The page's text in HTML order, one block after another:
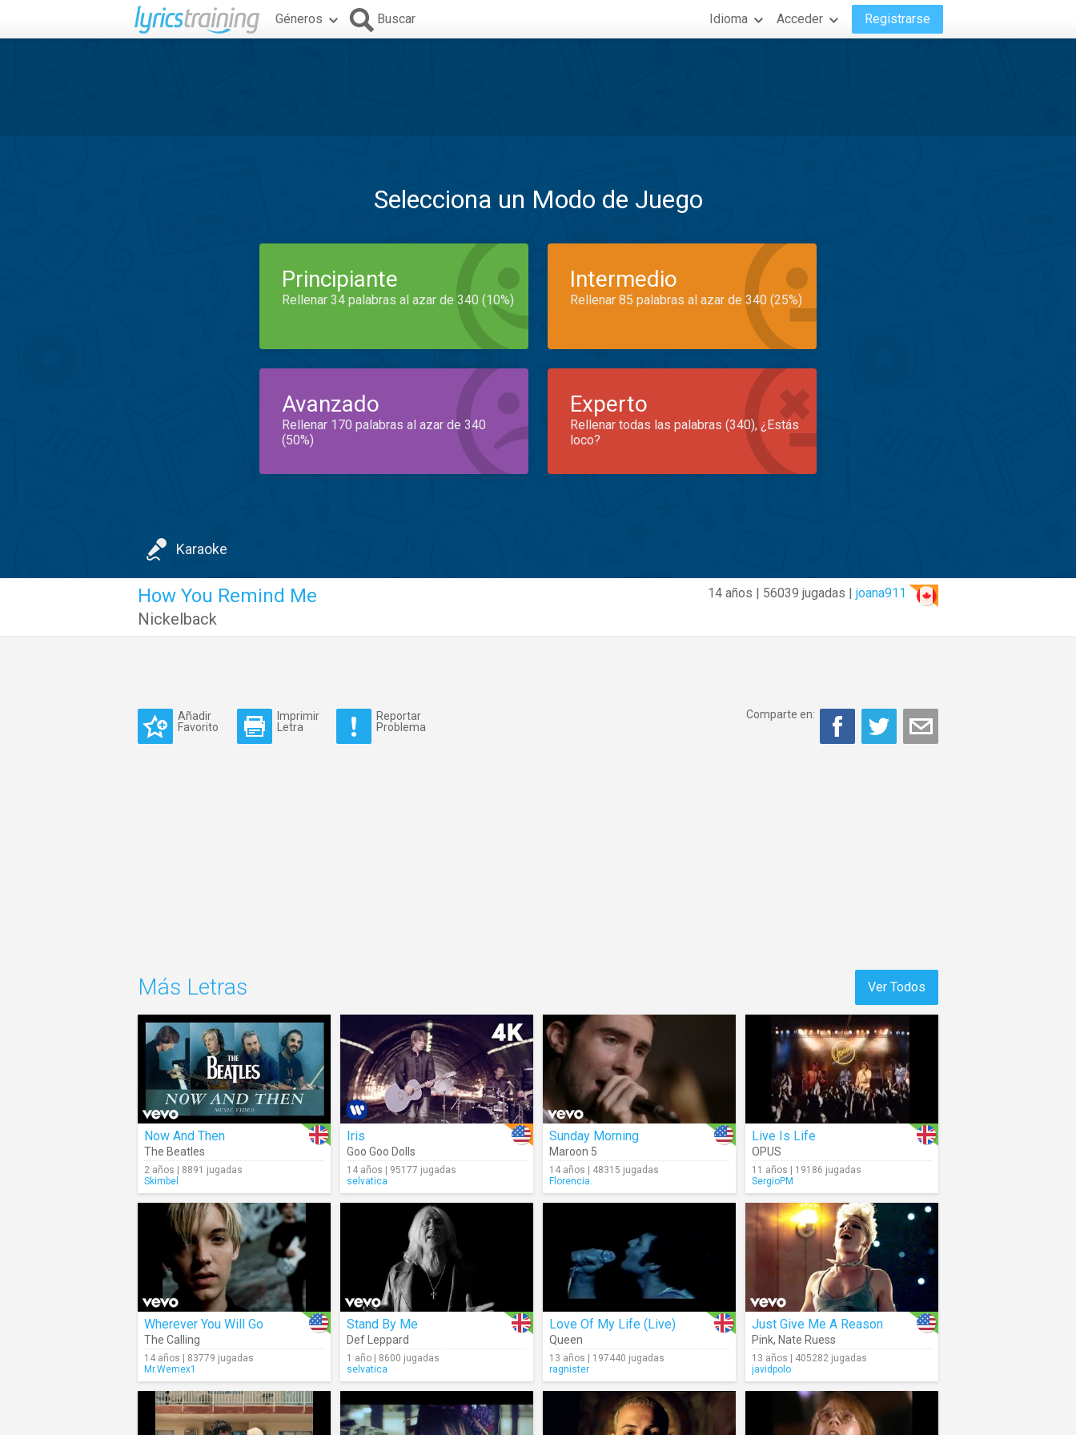
Géneros Buscar Idioma Acceder Registrarse
Selecciona un Modo de Juego
Principiante
Rellenar 34 palabras al azar de 340 (10%)
Intermedio
Rellenar 85 palabras al azar de 340 (25%)
Avanzado
Rellenar 170 palabras al azar de 340
(50%)
Experto
Rellenar todas las palabras (340), ¿Estás
loco?
Karaoke
14 años | 56039 jugadas | joana911
How You Remind Me
Nickelback
Añadir
Favorito
Imprimir
Letra
Reportar
Problema
Comparte en:
Ver Todos
Más Letras
Now And Then
The Beatles
2 años | 8891 jugadas
Skimbel
Iris
Goo Goo Dolls
14 años | 95177 jugadas
selvatica
Sunday Morning
Maroon 5
14 años | 48315 jugadas
Florencia.
Live Is Life
OPUS
11 años | 19186 jugadas
SergioPM
Wherever You Will Go
The Calling
14 años | 83779 jugadas
Mr.Wemex1
Stand By Me
Def Leppard
1 año | 8600 jugadas
selvatica
Love Of My Life (Live)
Queen
13 años | 197440 jugadas
ragnister
Just Give Me A Reason
Pink, Nate Ruess
13 años | 405282 jugadas
javidpolo